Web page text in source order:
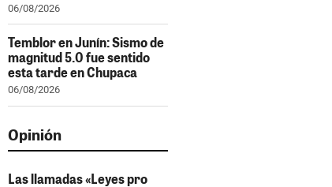
06/08/2026
Temblor en Junín: Sismo de
magnitud 5.0 fue sentido
esta tarde en Chupaca
06/08/2026
Opinión
Las llamadas «Leyes pro